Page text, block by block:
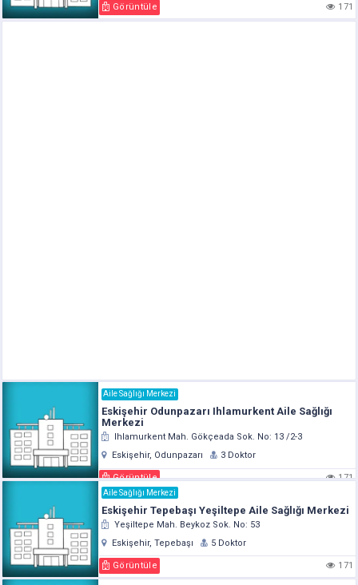
Görüntüle 171
Aile Sağlığı Merkezi
Eskişehir Odunpazarı Ihlamurkent Aile Sağlığı
Merkezi
Ihlamurkent Mah. Gökçeada Sok. No: 13 /2-3
Eskişehir, Odunpazarı
3 Doktor
Görüntüle 171
Aile Sağlığı Merkezi
Eskişehir Tepebaşı Yeşiltepe Aile Sağlığı Merkezi
Yeşiltepe Mah. Beykoz Sok. No: 53
Eskişehir, Tepebaşı
5 Doktor
Görüntüle 171